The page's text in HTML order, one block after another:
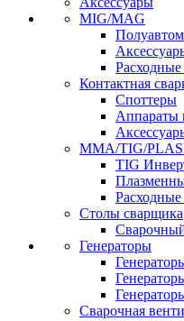
MIG/MAG
Контактная
Споттеры
Аппараты
MMA/TIG/
TIG
Столы сварщика
Генераторы
Сварочная